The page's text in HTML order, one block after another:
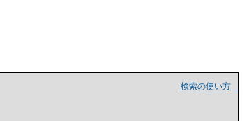
検索の使い方